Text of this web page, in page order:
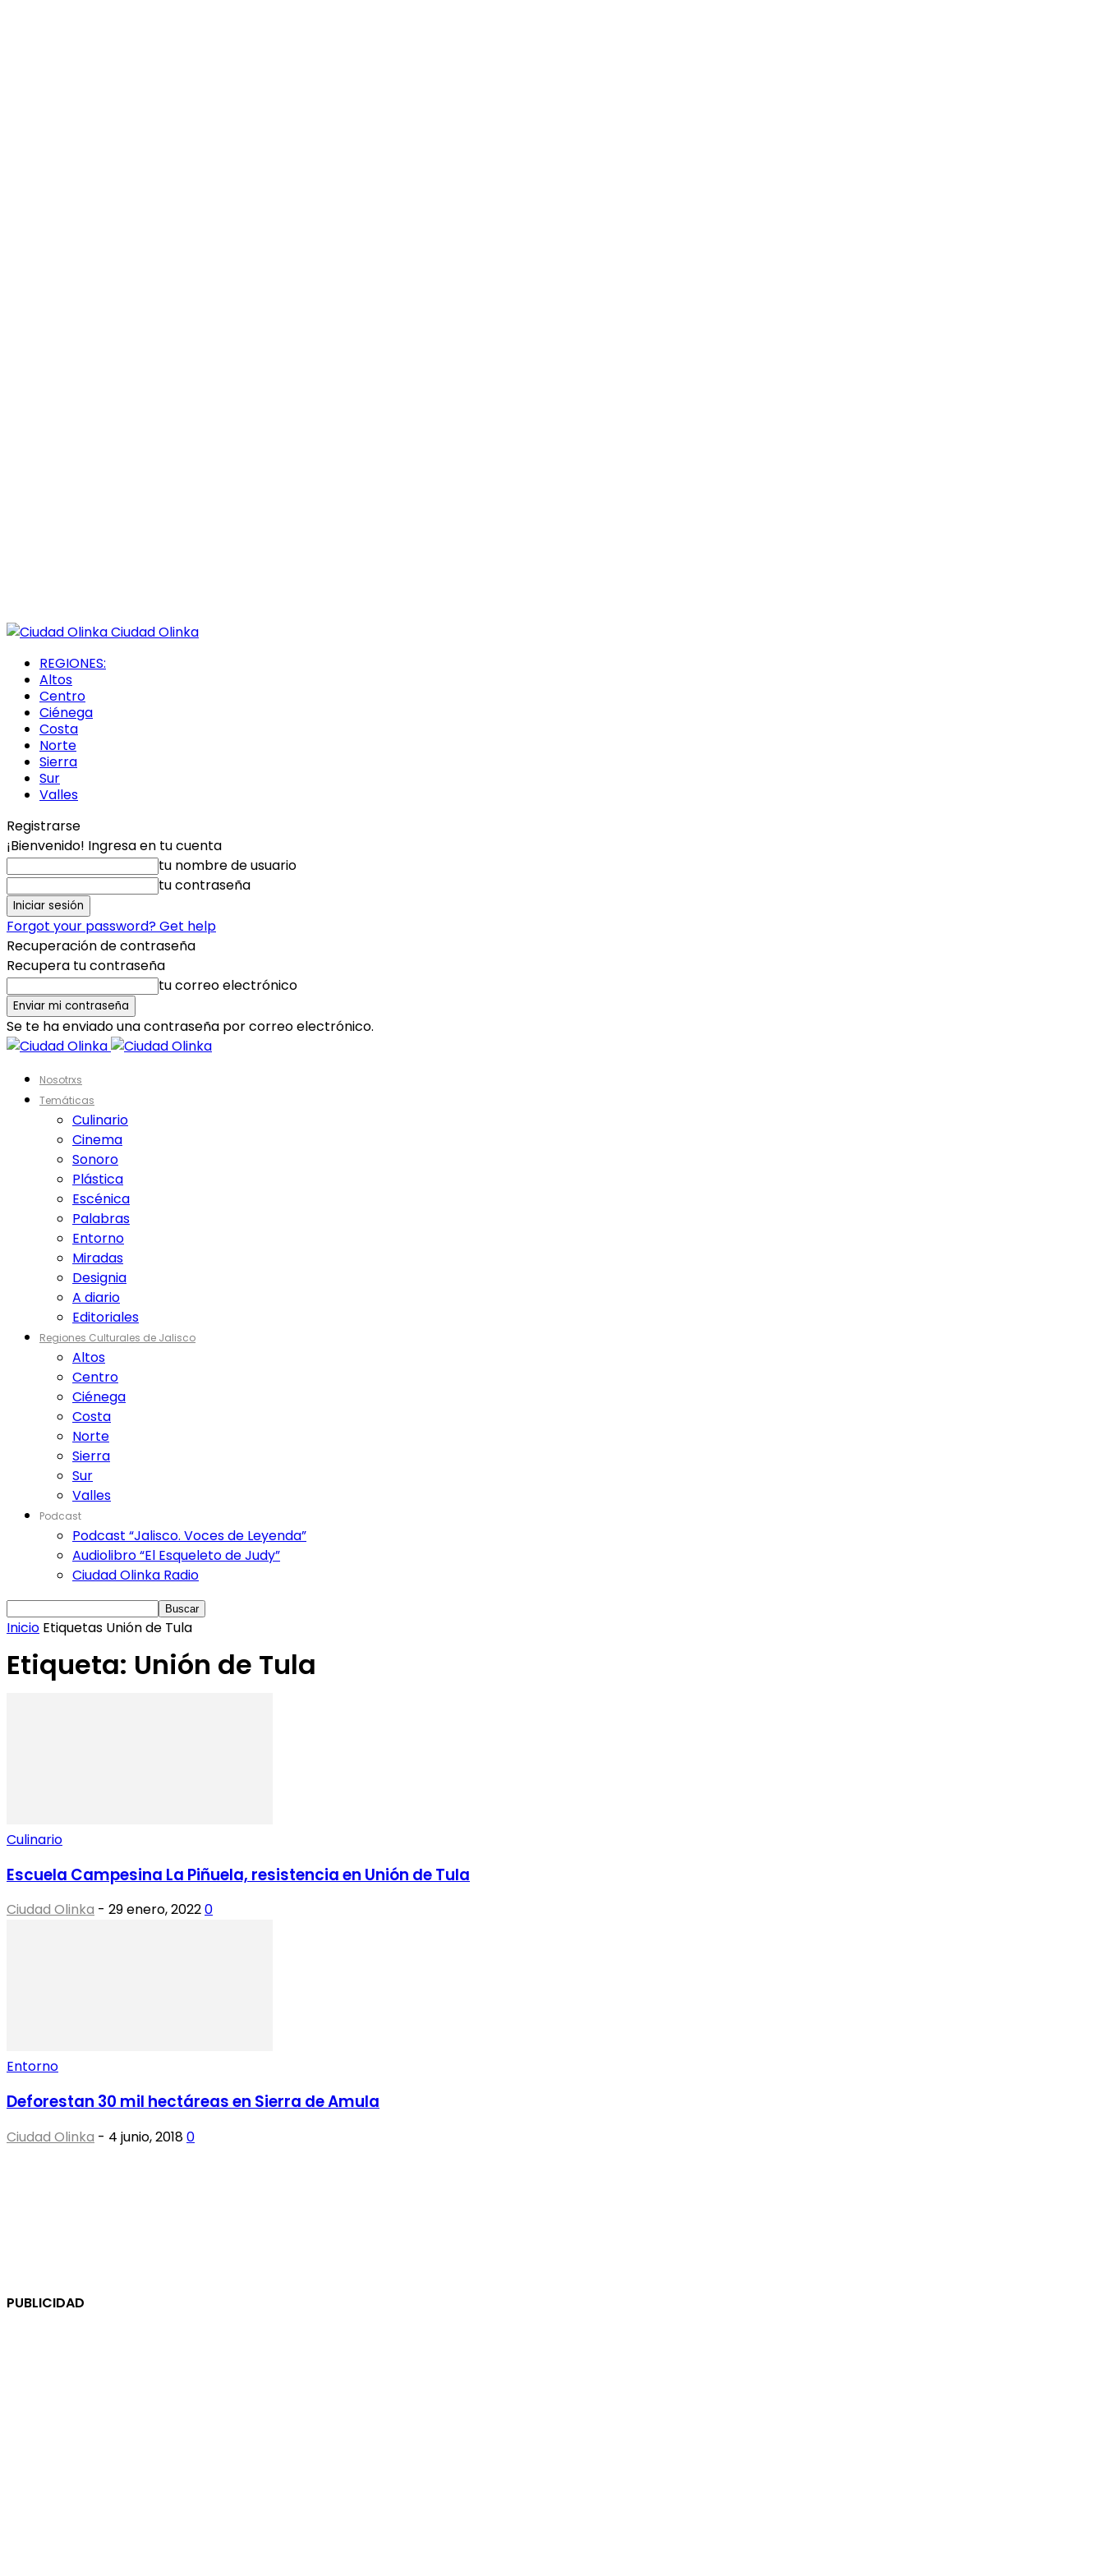
Ciudad Olinka
REGIONES:
Altos
Centro
Ciénega
Costa
Norte
Sierra
Sur
Valles
Registrarse
¡Bienvenido! Ingresa en tu cuenta
tu nombre de usuario
tu contraseña
Forgot your password? Get help
Recuperación de contraseña
Recupera tu contraseña
tu correo electrónico
Se te ha enviado una contraseña por correo electrónico.
Nosotrxs
Temáticas
Culinario
Cinema
Sonoro
Plástica
Escénica
Palabras
Entorno
Miradas
Designia
A diario
Editoriales
Regiones Culturales de Jalisco
Altos
Centro
Ciénega
Costa
Norte
Sierra
Sur
Valles
Podcast
Podcast “Jalisco. Voces de Leyenda”
Audiolibro “El Esqueleto de Judy”
Ciudad Olinka Radio
Inicio Etiquetas Unión de Tula
Etiqueta: Unión de Tula
Culinario
Escuela Campesina La Piñuela, resistencia en Unión de Tula
Ciudad Olinka - 29 enero, 20220
Entorno
Deforestan 30 mil hectáreas en Sierra de Amula
Ciudad Olinka - 4 junio, 20180
PUBLICIDAD